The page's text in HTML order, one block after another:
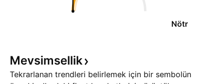
Nötr
Mevsimsellik
Tekrarlanan trendleri belirlemek için bir sembolün